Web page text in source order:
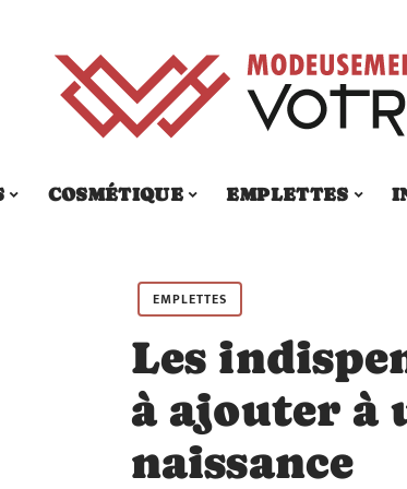
COSMÉTIQUE EMPLETTES
EMPLETTES
Les
à ajouter à
naissance